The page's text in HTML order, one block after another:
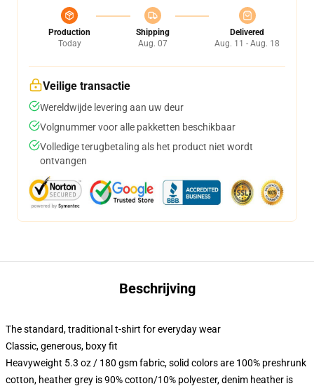
Production
Today
Shipping
Aug. 07
Delivered
Aug. 11 - Aug. 18
Veilige transactie
Wereldwijde levering aan uw deur
Volgnummer voor alle pakketten beschikbaar
Volledige terugbetaling als het product niet wordt
ontvangen
Beschrijving
The standard, traditional t-shirt for everyday wear
Classic, generous, boxy fit
Heavyweight 5.3 oz / 180 gsm fabric, solid colors are 100% preshrunk
cotton, heather grey is 90% cotton/10% polyester, denim heather is